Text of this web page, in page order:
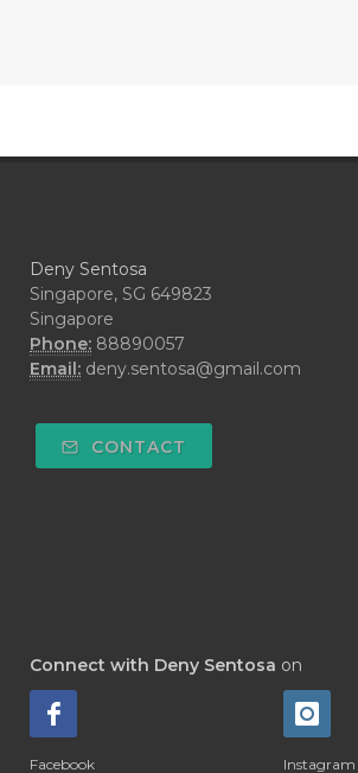
#CRAVING
#CREAM
#DECAY
#DEEP RELIEF
#DEMO
#DEODORANT
#DEPOK
#DETOKS
#DIAPERCREAM
#DIARRHOEA
#DIET
#diffuse
#DIFFUSER
Deny Sentosa
Singapore, SG 649823
Singapore
Phone: 88890057
Email: deny.sentosa@gmail.com
CONTACT
Connect with Deny Sentosa on
Facebook Instagram